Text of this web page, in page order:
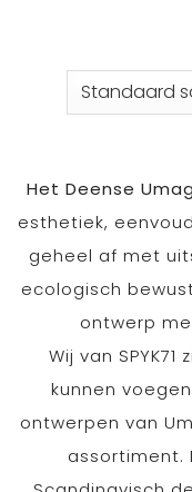
Het Deense
esthetiek,
geheel af met
ecologisch
ontwerp
Wij van
kunnen
ontwerpen van
assortiment.